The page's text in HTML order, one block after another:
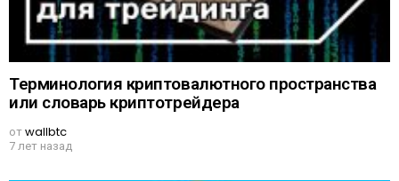
Терминология криптовалютного пространства
или словарь криптотрейдера
отwallbtc
7 лет назад